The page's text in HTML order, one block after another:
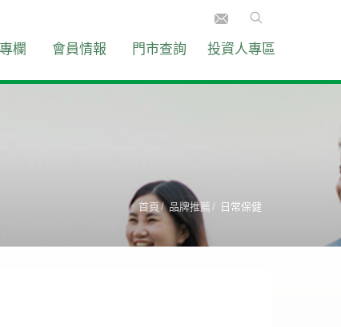
欄 會員情報 門市查詢 投資人專區
首頁 品牌推薦 日常保健